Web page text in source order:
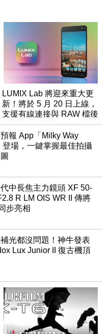
LUMIX Lab 將迎來重大更
新！將於 5 月 20 日上線，
支援有線連接與 RAW 檔後
製
報 App「Milky Way
登場，一鍵掌握最佳拍攝
中長焦主力鏡頭 XF 50-
R LM OIS WR II 傳將
步亮相
光都沒問題！神牛發表
Lux Junior II 復古機頂